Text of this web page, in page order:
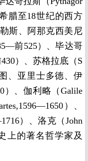
腊至18世纪的西方
斯、阿那克西美尼
前525）、毕达哥
）、苏格拉底（S
、亚里士多德、伊
）、伽利略（Galile
）、
）、洛克（John
上的著名哲学家及